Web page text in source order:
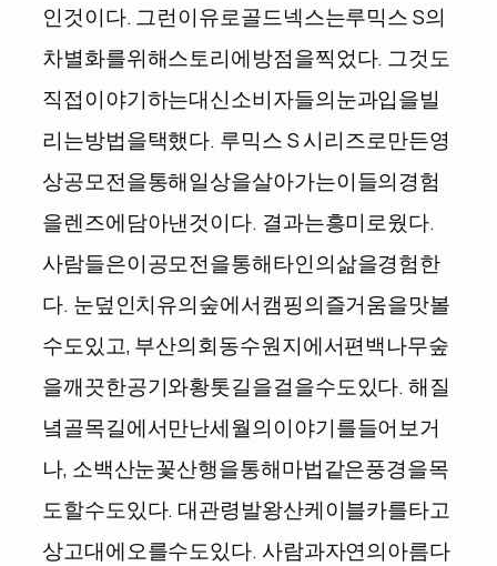
인것이다.그런이유로골드넥스는루믹스S의
차별화를위해스토리에방점을찍었다. 그것도
직접이야기하는대신소비자들의눈과입을빌
리는방법을택했다. 루믹스S시리즈로만든영
상공모전을통해일상을살아가는이들의경험
을렌즈에담아낸것이다. 결과는흥미로웠다.
사람들은이공모전을통해타인의삶을경험한
다. 눈덮인치유의숲에서캠핑의즐거움을맛볼
수도있고,부산의회동수원지에서편백나무숲
을깨끗한공기와황톳길을걸을수도있다.해질
녘골목길에서만난세월의이야기를들어보거
나, 소백산눈꽃산행을통해마법같은풍경을목
도할수도있다. 대관령발왕산케이블카를타고
상고대에오를수도있다. 사람과자연의아름다